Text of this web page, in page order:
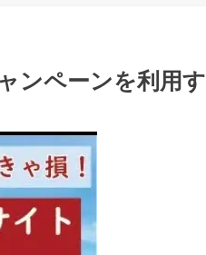
ンペーンを利用す